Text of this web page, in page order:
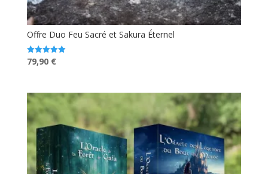
Offre Duo Feu Sacré et Sakura Éternel
Note
5.00
Le
était :
89,60 €.
79,90 €Le
est :
79,90 €.